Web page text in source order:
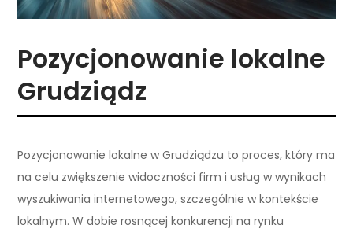
Pozycjonowanie lokalne
Grudziądz
Pozycjonowanie lokalne w Grudziądzu to proces, który ma
na celu zwiększenie widoczności firm i usług w wynikach
wyszukiwania internetowego, szczególnie w kontekście
lokalnym. W dobie rosnącej konkurencji na rynku